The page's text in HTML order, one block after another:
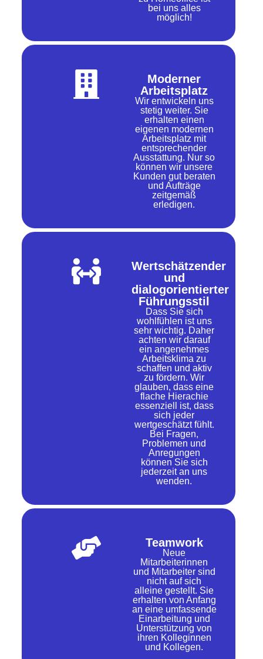
bei uns alles
möglich!
Moderner
Arbeitsplatz
Wir entwickeln uns
stetig weiter. Sie
erhalten einen
eigenen modernen
Arbeitsplatz mit
entsprechender
Ausstattung. Nur so
können wir unsere
Kunden gut beraten
und Aufträge
zeitgemäß
erledigen.
Wertschätzender
und
dialogorientierter
Führungsstil
Dass Sie sich
wohlfühlen ist uns
sehr wichtig. Daher
achten wir darauf
ein angenehmes
Arbeitsklima zu
schaffen und aktiv
zu fördern. Wir
glauben, dass eine
flache Hierachie
essenziell ist, dass
sich jeder
wertgeschätzt fühlt.
Bei Fragen,
Problemen und
Anregungen
können Sie sich
jederzeit an uns
wenden.
Teamwork
Neue
Mitarbeiterinnen
und Mitarbeiter sind
nicht auf sich
alleine gestellt. Sie
erhalten von Anfang
an eine umfassende
Einarbeitung und
Unterstützung von
ihren Kolleginnen
und Kollegen.